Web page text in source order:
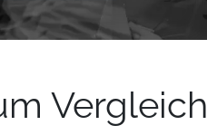
Vergleich